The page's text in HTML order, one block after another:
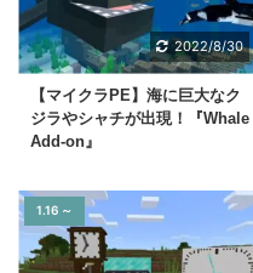
2022/8/30
【マイクラPE】海に巨大なク
ジラやシャチが出現！『Whale
Add-on』
1.16 ～